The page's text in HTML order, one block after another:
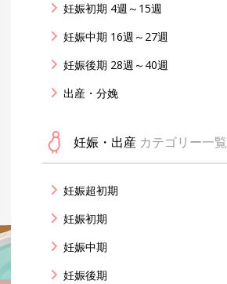
妊娠初期 4週～15週
妊娠中期 16週～27週
妊娠後期 28週～40週
出産・分娩
妊娠・出産 カテゴリー一覧
妊娠超初期
妊娠初期
妊娠中期
妊娠後期